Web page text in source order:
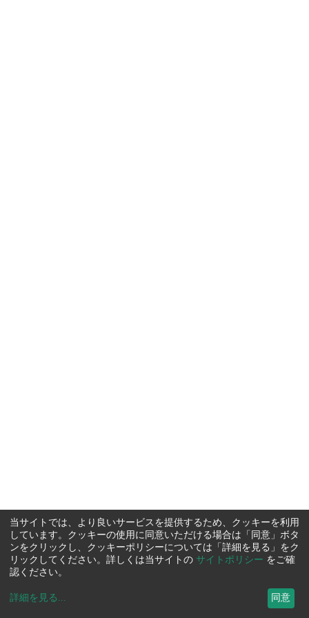
当サイトでは、より良いサービスを提供するため、クッキーを利用
しています。クッキーの使用に同意いただける場合は「同意」ボタ
ンをクリックし、クッキーポリシーについては「詳細を見る」をク
リックしてください。詳しくは当サイトの サイトポリシー をご確
認ください。
詳細を見る ... 同意